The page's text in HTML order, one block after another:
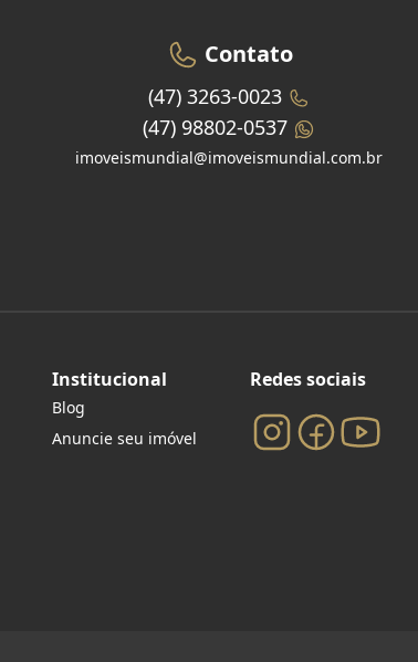
Contato
(47) 3263-0023
(47) 98802-0537
imoveismundial@imoveismundial.com.br
Institucional
Blog
Anuncie seu imóvel
Redes sociais